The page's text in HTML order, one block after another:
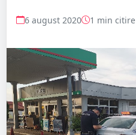
6 august 2020 1 min citire